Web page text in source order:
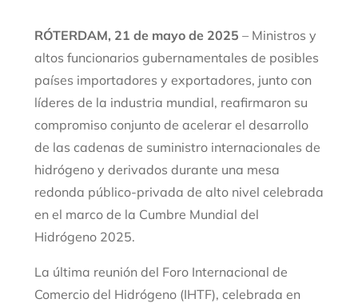
RÓTERDAM, 21 de mayo de 2025 – Ministros y
altos funcionarios gubernamentales de posibles
países importadores y exportadores, junto con
líderes de la industria mundial, reafirmaron su
compromiso conjunto de acelerar el desarrollo
de las cadenas de suministro internacionales de
hidrógeno y derivados durante una mesa
redonda público-privada de alto nivel celebrada
en el marco de la Cumbre Mundial del
Hidrógeno 2025.
La última reunión del Foro Internacional de
Comercio del Hidrógeno (IHTF), celebrada en